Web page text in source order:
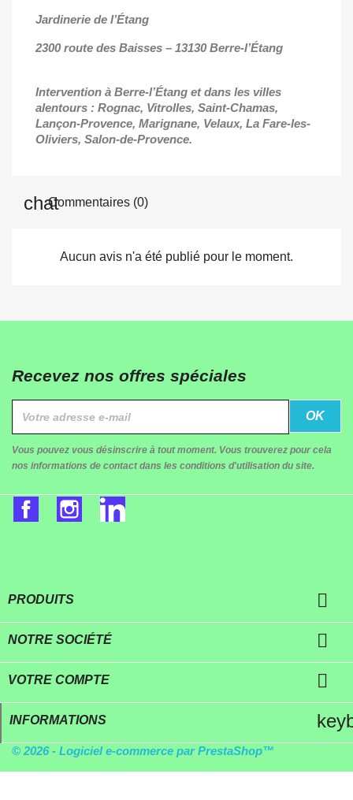
Jardinerie de l’Étang
2300 route des Baisses – 13130 Berre-l’Étang
Intervention à Berre-l’Étang et dans les villes
alentours : Rognac, Vitrolles, Saint-Chamas,
Lançon-Provence, Marignane, Velaux, La Fare-les-
Oliviers, Salon-de-Provence.
Commentaires (0)
Aucun avis n'a été publié pour le moment.
Recevez nos offres spéciales
Vous pouvez vous désinscrire à tout moment. Vous trouverez pour cela
nos informations de contact dans les conditions d'utilisation du site.
FacebookInstagram
PRODUITS 
NOTRE SOCIÉTÉ 
VOTRE COMPTE 
INFORMATIONS
© 2026 - Logiciel e-commerce par PrestaShop™